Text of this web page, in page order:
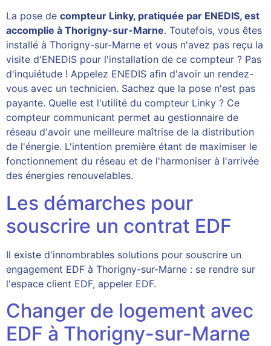
La pose de compteur Linky, pratiquée par ENEDIS, est
accomplie à Thorigny-sur-Marne. Toutefois, vous êtes
installé à Thorigny-sur-Marne et vous n'avez pas reçu la
visite d'ENEDIS pour l'installation de ce compteur ? Pas
d'inquiétude ! Appelez ENEDIS afin d'avoir un rendez-
vous avec un technicien. Sachez que la pose n'est pas
payante. Quelle est l'utilité du compteur Linky ? Ce
compteur communicant permet au gestionnaire de
réseau d'avoir une meilleure maîtrise de la distribution
de l'énergie. L'intention première étant de maximiser le
fonctionnement du réseau et de l'harmoniser à l'arrivée
des énergies renouvelables.
Les démarches pour
souscrire un contrat EDF
Il existe d'innombrables solutions pour souscrire un
engagement EDF à Thorigny-sur-Marne : se rendre sur
l'espace client EDF, appeler EDF.
Changer de logement avec
EDF à Thorigny-sur-Marne